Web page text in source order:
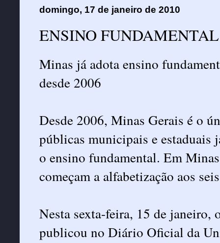
domingo, 17 de janeiro de 2010
ENSINO
Minas já adota ensino
desde 2006
Desde 2006, Minas Gerais é o
públicas municipais e estaduais
o ensino fundamental. Em
começam a alfabetização aos
Nesta sexta-feira, 15 de janeiro,
publicou no Diário Oficial da